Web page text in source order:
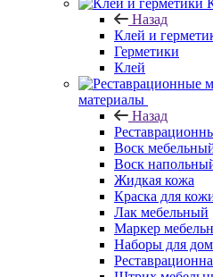
Назад
Клей и
Герметики
Клей
материалы
Назад
Воск
Воск
Жидкая кожа
Краска для
Лак мебельный
Маркер
Наборы для